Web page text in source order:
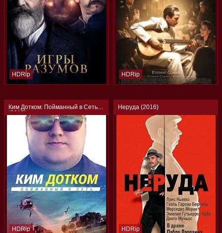
HDRip HDRip
Ким Дотком: Пойманный в Сеть
(2017)
HDRip
Неруда (2016)
HDRip